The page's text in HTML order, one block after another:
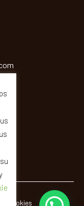
Cookies Quality